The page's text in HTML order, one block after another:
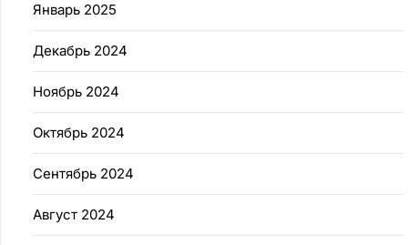
Январь 2025
Декабрь 2024
Ноябрь 2024
Октябрь 2024
Сентябрь 2024
Август 2024